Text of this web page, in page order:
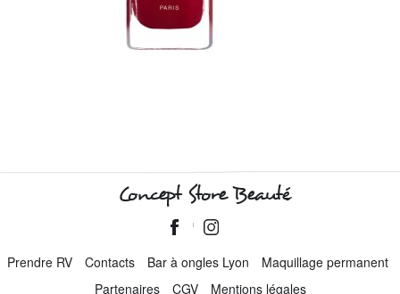
Concept Store Beauté
Prendre RV Contacts Bar à ongles Lyon
Maquillage permanent
Partenaires
CGV Mentions légales